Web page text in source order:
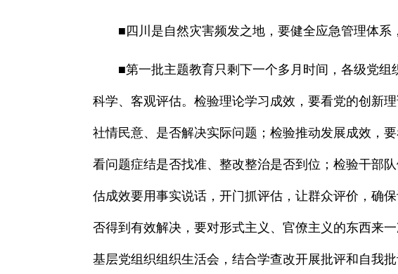
■四川是自然灾害频发之地，要健全应急管理体系
■第一批主题教育只剩下一个多月时间，各级党组
科学、客观评估。检验理论学习成效，要看党的创新
社情民意、是否解决实际问题；检验推动发展成效，
看问题症结是否找准、整改整治是否到位；检验干部
估成效要用事实说话，开门抓评估，让群众评价，确
否得到有效解决，要对形式主义、官僚主义的东西来
基层党组织组织生活会，结合学查改开展批评和自我